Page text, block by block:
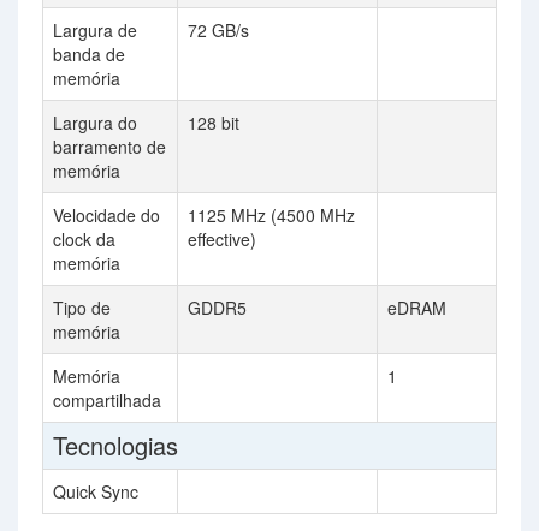
Largura de
banda de
memória
72 GB/s
Largura do
barramento de
memória
128 bit
Velocidade do
clock da
memória
1125 MHz (4500 MHz
effective)
Tipo de
memória
GDDR5 eDRAM
Memória
compartilhada
1
Tecnologias
Quick Sync